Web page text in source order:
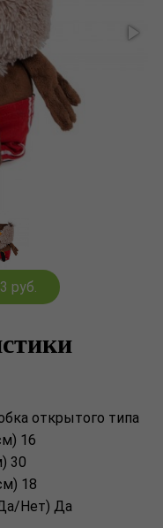
руб.
открытого типа
16
30
18
Нет) Да